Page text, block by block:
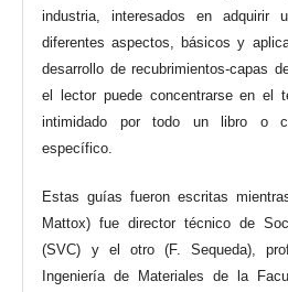
industria, interesados en adquirir
diferentes aspectos, básicos y
desarrollo de recubrimientos-capas
el lector puede concentrarse en el
intimidado por todo un libro o
específico.
Estas guías fueron escritas
Mattox) fue director técnico de
(SVC) y el otro (F. Sequeda),
Ingeniería de Materiales de la